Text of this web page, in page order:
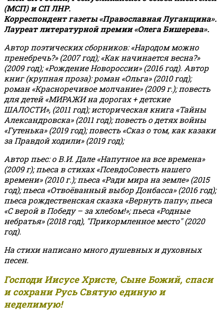
(МСП) и СП ЛНР.
Корреспондент газеты «Православная Луганщина».
Лауреат литературной премии «Олега Бишерева».
Автор поэтических сборников: «Народом можно
пренебречь?» (2007 год); «Как начинается весна?»
(2009 год); «Рождение Новороссии» (2016 год). Автор
книг (крупная проза): роман «Ольга» (2010 год);
роман «Красноречивое молчание» (2009 г.); повесть
для детей «МИРАЖИ на дорогах + детские
ШАЛОСТИ», (2011 год); историческая книга «Тайны
Александровска» (2011 год); повесть о детях войны
«Гутенька» (2019 год); повесть «Сказ о том, как казаки
за Правдой ходили» (2019 год);
Автор пьес: о В.И. Дале «Напутное на все времена»
(2009 г); пьеса в стихах «ПсевдоСовесть нашего
времени» (2010 г.); пьеса «Ради мира на земле» (2015
год); пьеса «Отвоёванный выбор Донбасса» (2016 год);
пьеса рождественская сказка «Вернуть папу»; пьеса
«С верой в Победу – за хлебом!»;пьеса «Родные
небратья» (2018 год), "Прикормленное место" (2020
год).
На стихи написано много душевных и духовных
песен.
Господи Иисусе Христе, Сыне Божий, спаси
и сохрани Русь Святую единую и
неделимую!